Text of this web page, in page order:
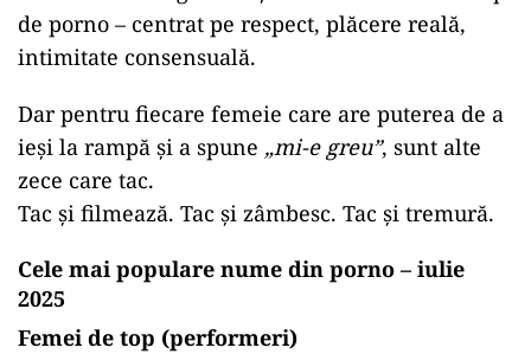
de porno – centrat pe respect, plăcere reală,
intimitate consensuală.
Dar pentru fiecare femeie care are puterea de a
ieși la rampă și a spune „mi-e greu”, sunt alte
zece care tac.
Tac și filmează. Tac și zâmbesc. Tac și tremură.
Cele mai populare nume din porno – iulie
2025
Femei de top (performeri)